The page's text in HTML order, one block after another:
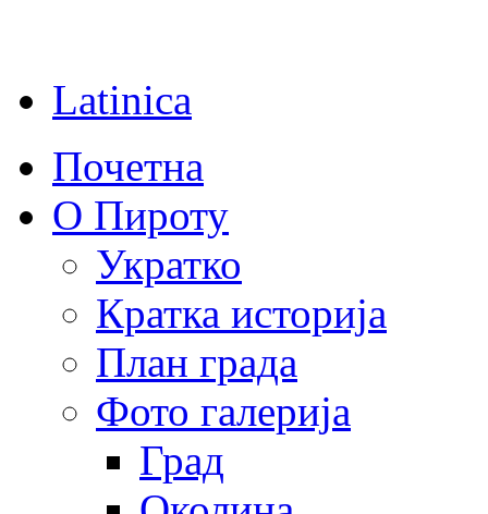
Latinica
Почетна
О Пироту
Укратко
Кратка историја
План града
Фото галерија
Град